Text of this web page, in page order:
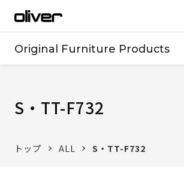
Original Furniture Products
S・TT-F732
トップ ALL S・TT-F732